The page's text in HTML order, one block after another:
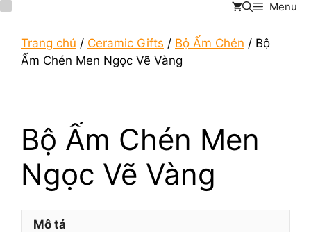
Chuyển
dung
Menu
Trang chủ / Ceramic Gifts / Bộ Ấm Chén / Bộ
Ấm Chén Men Ngọc Vẽ Vàng
Bộ Ấm Chén Men
Ngọc Vẽ Vàng
Mô tả